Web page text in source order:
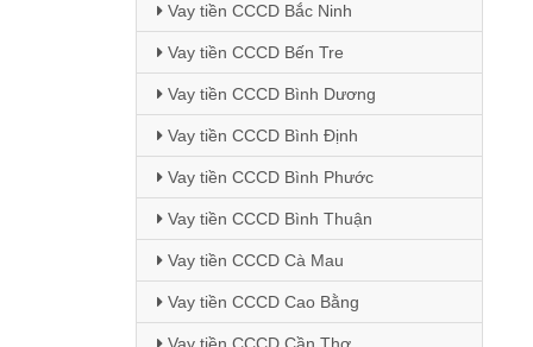
Vay tiền CCCD Bắc Ninh
Vay tiền CCCD Bến Tre
Vay tiền CCCD Bình Dương
Vay tiền CCCD Bình Định
Vay tiền CCCD Bình Phước
Vay tiền CCCD Bình Thuận
Vay tiền CCCD Cà Mau
Vay tiền CCCD Cao Bằng